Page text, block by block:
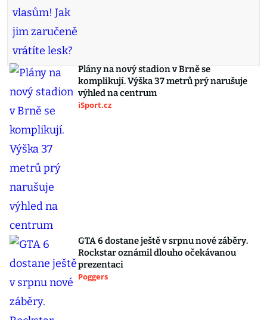
Plány na nový stadion v Brně se
komplikují. Výška 37 metrů prý narušuje
výhled na centrum
iSport.cz
GTA 6 dostane ještě v srpnu nové záběry.
Rockstar oznámil dlouho očekávanou
prezentaci
Poggers